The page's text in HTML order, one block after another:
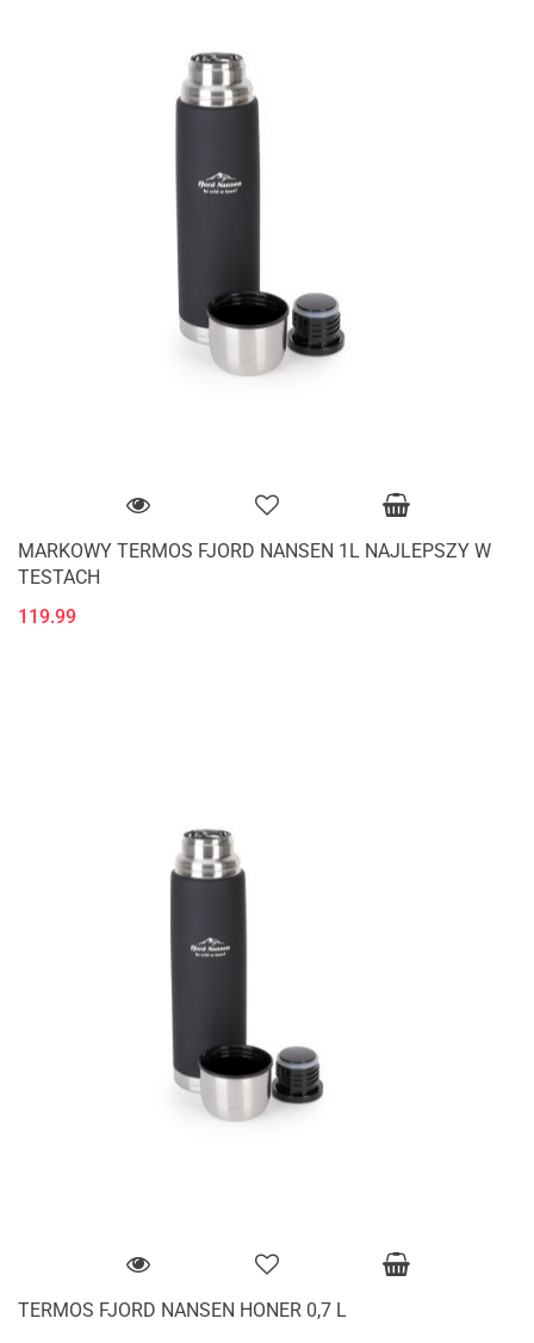
MARKOWY TERMOS FJORD NANSEN 1L NAJLEPSZY W
TESTACH
119.99
TERMOS FJORD NANSEN HONER 0,7 L